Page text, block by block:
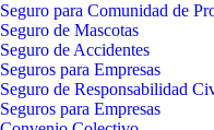
Seguro para Comunidad de
Seguro de Mascotas
Seguro de Accidentes
Seguros para Empresas
Seguro de Responsabilidad
Seguros para Empresas